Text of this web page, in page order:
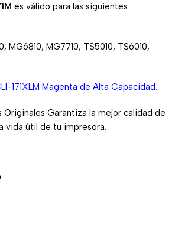
es válido para las siguientes
MG6810, MG7710, TS5010, TS6010,
171XLM Magenta de Alta Capacidad.
Originales Garantiza la mejor calidad de
vida útil de tu impresora.